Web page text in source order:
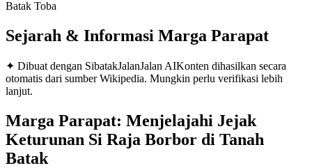
Batak Toba
Sejarah & Informasi Marga Parapat
✦ Dibuat dengan SibatakJalanJalan AIKonten dihasilkan secara
otomatis dari sumber Wikipedia. Mungkin perlu verifikasi lebih
lanjut.
Marga Parapat: Menjelajahi Jejak
Keturunan Si Raja Borbor di Tanah
Batak